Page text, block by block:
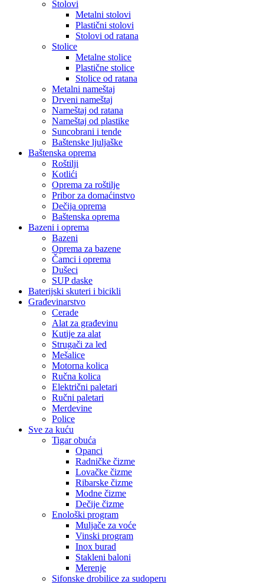
Stolovi
Metalni stolovi
Plastični stolovi
Stolovi od ratana
Stolice
Metalne stolice
Plastične stolice
Stolice od ratana
Metalni nameštaj
Drveni nameštaj
Nameštaj od ratana
Nameštaj od plastike
Suncobrani i tende
Baštenske ljuljaške
Baštenska oprema
Roštilji
Kotlići
Oprema za roštilje
Pribor za domaćinstvo
Dečija oprema
Baštenska oprema
Bazeni i oprema
Bazeni
Oprema za bazene
Čamci i oprema
Dušeci
SUP daske
Baterijski skuteri i bicikli
Građevinarstvo
Cerade
Alat za građevinu
Kutije za alat
Strugači za led
Mešalice
Motorna kolica
Ručna kolica
Električni paletari
Ručni paletari
Merdevine
Police
Sve za kuću
Tigar obuća
Opanci
Radničke čizme
Lovačke čizme
Ribarske čizme
Modne čizme
Dečije čizme
Enološki program
Muljače za voće
Vinski program
Inox burad
Stakleni baloni
Merenje
Sifonske drobilice za sudoperu